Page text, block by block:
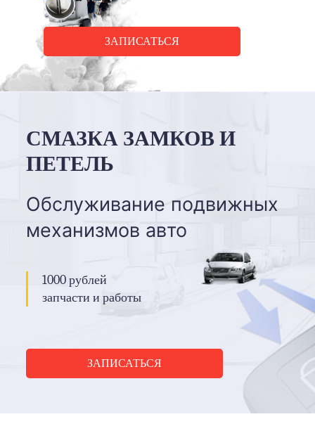
ЗАПИСАТЬСЯ
СМАЗКА ЗАМКОВ И
ПЕТЕЛЬ
Обслуживание подвижных
механизмов авто
1000 рублей
запчасти и работы
ЗАПИСАТЬСЯ